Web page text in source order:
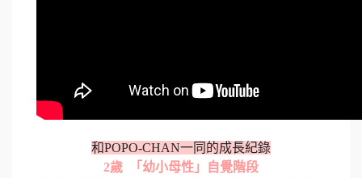
和POPO-CHAN一同的成長紀錄
2歲 「幼小母性」自覺階段